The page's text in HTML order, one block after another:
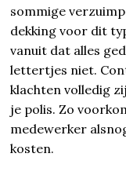
sommige
dekking voor dit
vanuit dat alles
lettertjes niet.
klachten volledig
je polis. Zo
medewerker
kosten.